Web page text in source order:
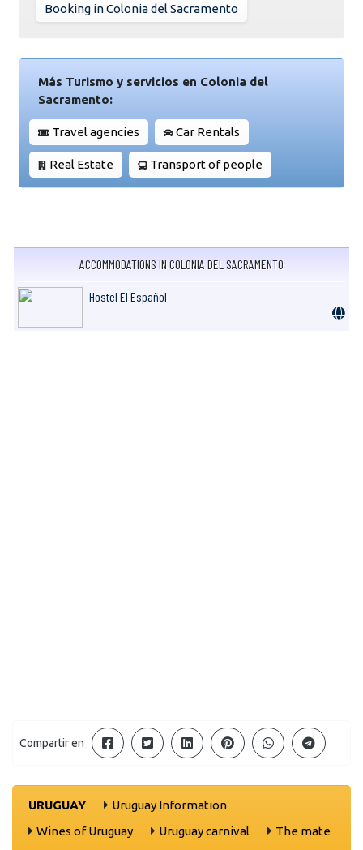
Booking in Colonia del Sacramento
Más Turismo y servicios en Colonia del
Sacramento:
Travel agencies Car Rentals
Real Estate Transport of people
ACCOMMODATIONS IN COLONIA DEL SACRAMENTO
Hostel El Español
Compartir en
URUGUAY
Uruguay Information
Wines of Uruguay
Uruguay carnival
The mate